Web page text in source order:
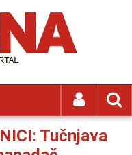
Tučnjava